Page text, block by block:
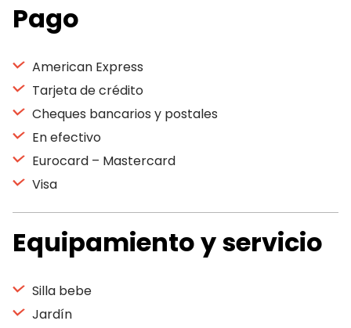
Pago
American Express
Tarjeta de crédito
Cheques bancarios y postales
En efectivo
Eurocard – Mastercard
Visa
Equipamiento y servicio
Silla bebe
Jardín